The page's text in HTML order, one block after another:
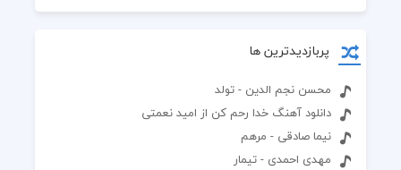
پربازدیدترین ها
محسن نجم الدین - تولد
دانلود آهنگ خدا رحم کن از امید نعمتی
نیما صادقی - مرهم
مهدی احمدی - تیمار‬